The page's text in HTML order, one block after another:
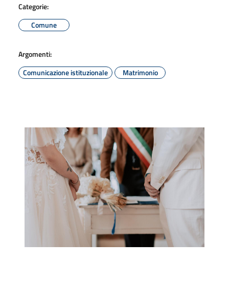
Categorie:
Comune
Argomenti:
Comunicazione istituzionale
Matrimonio